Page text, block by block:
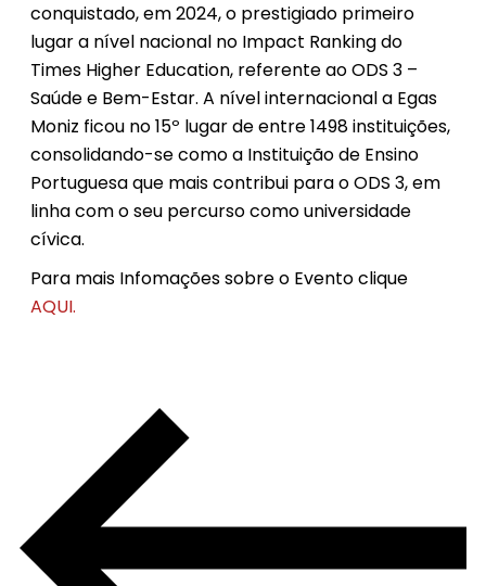
conquistado, em 2024, o prestigiado primeiro
lugar a nível nacional no Impact Ranking do
Times Higher Education, referente ao ODS 3 –
Saúde e Bem-Estar. A nível internacional a Egas
Moniz ficou no 15º lugar de entre 1498 instituições,
consolidando-se como a Instituição de Ensino
Portuguesa que mais contribui para o ODS 3, em
linha com o seu percurso como universidade
cívica.
Para mais Infomações sobre o Evento clique
AQUI.